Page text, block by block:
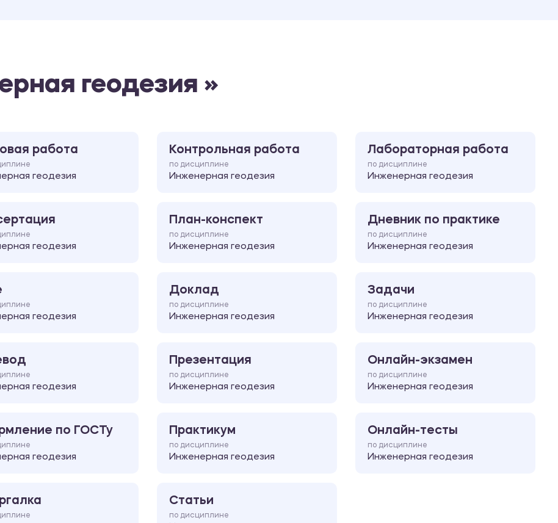
геодезия »
работа
геодезия
Контрольная работа
по дисциплине
Инженерная геодезия
Лабораторная работа
по дисциплине
Инженерная геодезия
геодезия
План-конспект
по дисциплине
Инженерная геодезия
Дневник по практике
по дисциплине
Инженерная геодезия
геодезия
Доклад
по дисциплине
Инженерная геодезия
Задачи
по дисциплине
Инженерная геодезия
геодезия
Презентация
по дисциплине
Инженерная геодезия
Онлайн-экзамен
по дисциплине
Инженерная геодезия
по ГОСТу
геодезия
Практикум
по дисциплине
Инженерная геодезия
Онлайн-тесты
по дисциплине
Инженерная геодезия
Статьи
по дисциплине